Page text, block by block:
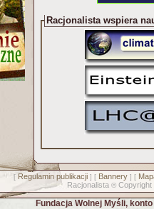
Racjonalista wspiera
[ Regulamin publikacji] [ Bannery] [
Racjonalista © Copyright
Fundacja Wolnej Myśli,